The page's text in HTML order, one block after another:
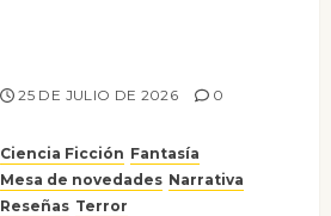
25 DE JULIO DE 2026 0
Ciencia Ficción Fantasía
Mesa de novedades Narrativa
Reseñas Terror